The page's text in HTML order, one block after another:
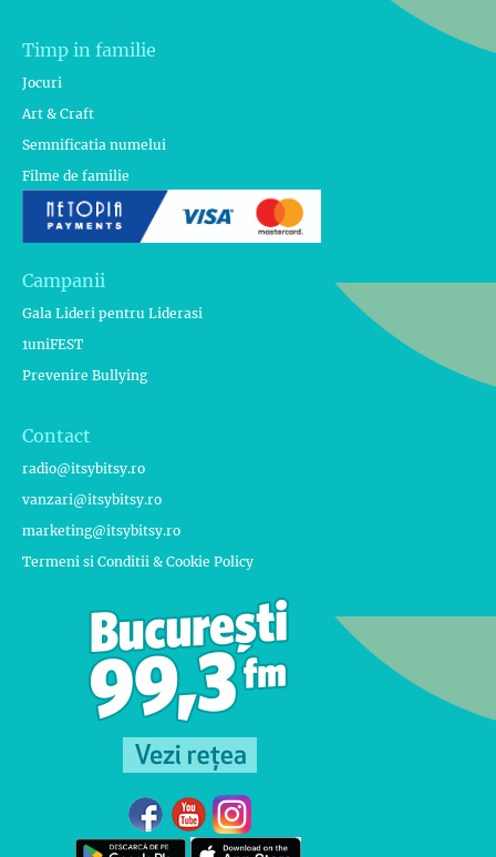
Timp in familie
Jocuri
Art & Craft
Semnificatia numelui
Filme de familie
Campanii
Gala Lideri pentru Liderasi
1uniFEST
Prevenire Bullying
Contact
radio@itsybitsy.ro
vanzari@itsybitsy.ro
marketing@itsybitsy.ro
Termeni si Conditii & Cookie Policy